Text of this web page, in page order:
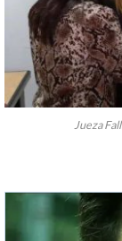
Jueza